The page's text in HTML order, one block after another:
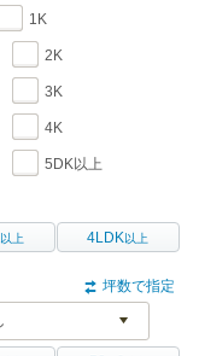
1K
2K
3K
4K
5DK以上
以上 4LDK 以上
坪数で指定